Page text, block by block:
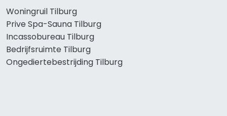
Woningruil Tilburg
Prive Spa-Sauna Tilburg
Incassobureau Tilburg
Bedrijfsruimte Tilburg
Ongediertebestrijding Tilburg